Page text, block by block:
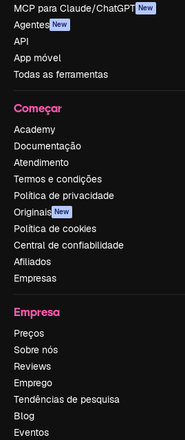
MCP para Claude/ChatGPT New
Agentes New
API
App móvel
Todas as ferramentas
Começar
Academy
Documentação
Atendimento
Termos e condições
Política de privacidade
Originais New
Política de cookies
Central de confiabilidade
Afiliados
Empresas
Empresa
Preços
Sobre nós
Reviews
Emprego
Tendências de pesquisa
Blog
Eventos